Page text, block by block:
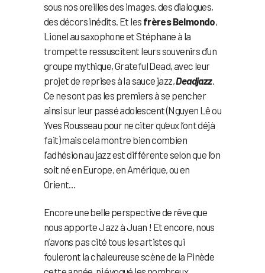
sous nos oreilles des images, des dialogues,
des décors inédits. Et les frères Belmondo,
Lionel au saxophone et Stéphane à la
trompette ressuscitent leurs souvenirs d’un
groupe mythique, Grateful Dead, avec leur
projet de reprises à la sauce jazz,Deadjazz.
Ce ne sont pas les premiers à se pencher
ainsi sur leur passé adolescent (Nguyen Lê ou
Yves Rousseau pour ne citer qu’eux l’ont déjà
fait) mais cela montre bien combien
l’adhésion au jazz est différente selon que l’on
soit né en Europe, en Amérique, ou en
Orient…
Encore une belle perspective de rêve que
nous apporte Jazz à Juan ! Et encore, nous
n’avons pas cité tous les artistes qui
fouleront la chaleureuse scène de la Pinède